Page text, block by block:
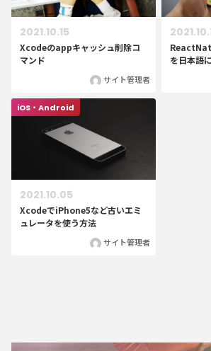
Xcodeのappキャッシュ削除コ
マンド
2021.10.15
サイト管理者
を日本語
iOS・Android
XcodeでiPhone5など古いエミ
ュレータを使う方法
2021.10.05
サイト管理者